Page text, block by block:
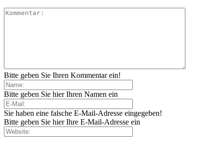
Bitte geben Sie Ihren Kommentar ein!
Bitte geben Sie hier Ihren Namen ein
Sie haben eine falsche E-Mail-Adresse eingegeben!
Bitte geben Sie hier Ihre E-Mail-Adresse ein